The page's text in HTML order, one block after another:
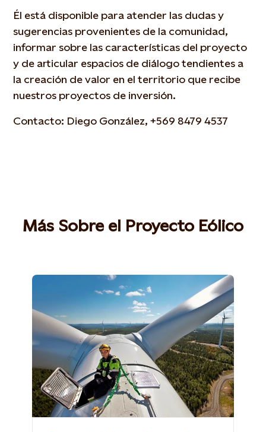
Él está disponible para atender las dudas y
sugerencias provenientes de la comunidad,
informar sobre las características del proyecto
y de articular espacios de diálogo tendientes a
la creación de valor en el territorio que recibe
nuestros proyectos de inversión.
Contacto: Diego González, +569 8479 4537
Más Sobre el Proyecto Eólico